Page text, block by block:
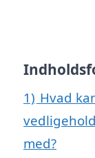
1) Hvad
med?